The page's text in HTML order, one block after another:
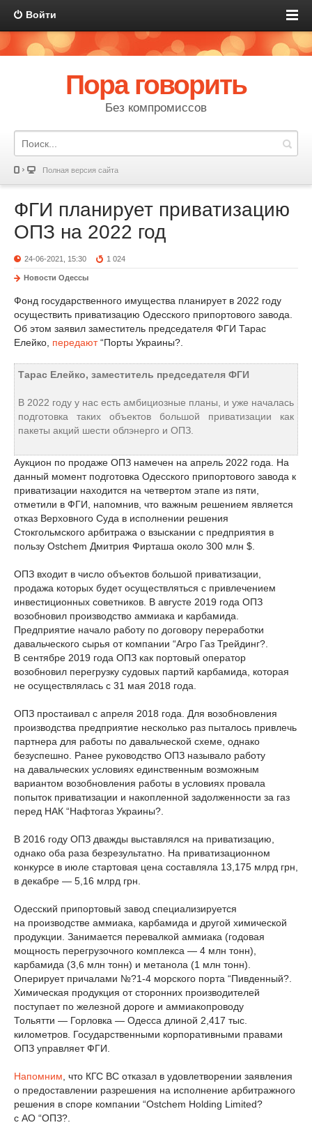
Войти
Пора говорить
Без компромиссов
Полная версия сайта
ФГИ планирует приватизацию
ОПЗ на 2022 год
24-06-2021, 15:30 1 024
Новости Одессы
Фонд государственного имущества планирует в 2022 году
осуществить приватизацию Одесского припортового завода.
Об этом заявил заместитель председателя ФГИ Тарас
Елейко, передают“Порты Украины?.
Тарас Елейко, заместитель председателя ФГИ
В 2022 году у нас есть амбициозные планы, и уже началась
подготовка таких объектов большой приватизации как
пакеты акций шести облэнерго и ОПЗ.
Аукцион по продаже ОПЗ намечен на апрель 2022 года. На
данный момент подготовка Одесского припортового завода к
приватизации находится на четвертом этапе из пяти,
отметили в ФГИ, напомнив, что важным решением является
отказ Верховного Суда в исполнении решения
Стокгольмского арбитража о взыскании с предприятия в
пользу Ostchem Дмитрия Фирташа около 300 млн $.
ОПЗ входит в число объектов большой приватизации,
продажа которых будет осуществляться с привлечением
инвестиционных советников. В августе 2019 года ОПЗ
возобновил производство аммиака и карбамида.
Предприятие начало работу по договору переработки
давальческого сырья от компании “Агро Газ Трейдинг?.
В сентябре 2019 года ОПЗ как портовый оператор
возобновил перегрузку судовых партий карбамида, которая
не осуществлялась с 31 мая 2018 года.
ОПЗ простаивал с апреля 2018 года. Для возобновления
производства предприятие несколько раз пыталось привлечь
партнера для работы по давальческой схеме, однако
безуспешно. Ранее руководство ОПЗ называло работу
на давальческих условиях единственным возможным
вариантом возобновления работы в условиях провала
попыток приватизации и накопленной задолженности за газ
перед НАК “Нафтогаз Украины?.
В 2016 году ОПЗ дважды выставлялся на приватизацию,
однако оба раза безрезультатно. На приватизационном
конкурсе в июле стартовая цена составляла 13,175 млрд грн,
в декабре — 5,16 млрд грн.
Одесский припортовый завод специализируется
на производстве аммиака, карбамида и другой химической
продукции. Занимается перевалкой аммиака (годовая
мощность перегрузочного комплекса — 4 млн тонн),
карбамида (3,6 млн тонн) и метанола (1 млн тонн).
Оперирует причалами №?1-4 морского порта “Пивденный?.
Химическая продукция от сторонних производителей
поступает по железной дороге и аммиакопроводу
Тольятти — Горловка — Одесса длиной 2,417 тыс.
километров. Государственными корпоративными правами
ОПЗ управляет ФГИ.
Напомним , что КГС ВС отказал в удовлетворении заявления
о предоставлении разрешения на исполнение арбитражного
решения в споре компании “Ostchem Holding Limited?
с АО “ОПЗ?.